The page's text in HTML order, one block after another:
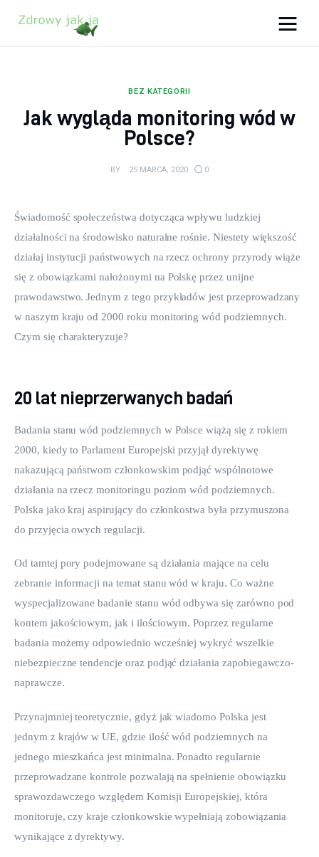
Zdrowy jak ja
Lifestyle
Kontakt
BEZ KATEGORII
Jak wygląda monitoring wód w
Polsce?
BY 25 MARCA, 2020 0
Świadomość społeczeństwa dotycząca wpływu ludzkiej
działalności na środowisko naturalne rośnie. Niestety większość
działaj instytucji państwowych na rzecz ochrony przyrody wiąże
się z obowiązkami nałożonymi na Polskę przez unijne
prawodawstwo. Jednym z tego przykładów jest przeprowadzany
w naszym kraju od 2000 roku monitoring wód podziemnych.
Czym się charakteryzuje?
20 lat nieprzerwanych badań
Badania stanu wód podziemnych w Polsce wiążą się z rokiem
2000, kiedy to Parlament Europejski przyjął dyrektywę
nakazującą państwom członkowskim podjąć wspólnotowe
działania na rzecz monitoringu poziom wód podziemnych.
Polska jako kraj aspirujący do członkostwa była przymuszona
do przyjęcia owych regulacji.
Od tamtej pory podejmowane są działania mające na celu
zebranie informacji na temat stanu wód w kraju. Co ważne
wyspecjalizowane badanie stanu wód odbywa się zarówno pod
kontem jakościowym, jak i ilościowym. Poprzez regularne
badania możemy odpowiednio wcześniej wykryć wszelkie
niebezpieczne tendencje oraz podjąć działania zapobiegawczo-
naprawcze.
Przynajmniej teoretycznie, gdyż jak wiadomo Polska jest
jednym z krajów w UE, gdzie ilość wód podziemnych na
jednego mieszkańca jest minimalna. Ponadto regularnie
przeprowadzane kontrole pozwalają na spełnienie obowiązku
sprawozdawczego względem Komisji Europejskiej, która
monitoruje, czy kraje członkowskie wypełniają zobowiązania
wynikające z dyrektywy.